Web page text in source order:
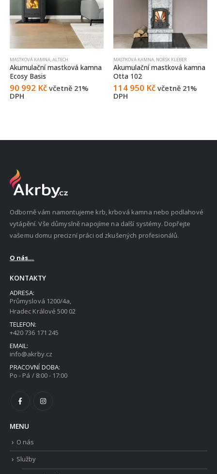
MASTKOVÁ KAMNA,ALTECH
Akumulační mastková kamna
Ecosy Basis
90 992 Kč včetně 21%
DPH
MASTKOVÁ KAMNA, NORSK KLEBER
Akumulační mastková kamna
Otta 102
114 950 Kč včetně 21%
DPH
Odborně vám namontujeme krb, krbová kamna nebo podlahové
vytápění. Vše důmyslně napojíme na další systémy. Dopřejte
vašemu domu precizní práci od zkušených profesionálů.
O nás...
KONTAKTY
ADRESA:
Průmyslová 1200/4a,
Hradec Králové 500 02
TELEFON:
+420 736 171 245
EMAIL:
info@akrby.cz
PRACOVNÍ DOBA:
Po - Pá / 8:00 - 17:00
MENU
O nás
Služby